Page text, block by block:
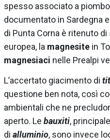
spesso associato a
documentato in Sardegna
di Punta Corna è ritenuto
europea, la magnesite in
magnesiaci nelle Prealpi
L’accertato giacimento di
questione ben nota, così
ambientali che ne
aperto. Le bauxiti,
di alluminio, sono invece